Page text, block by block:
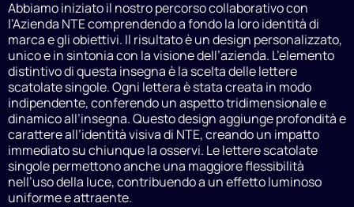
Abbiamo iniziato il nostro percorso collaborativo con
l’Azienda NTE comprendendo a fondo la loro identità di
marca e gli obiettivi. Il risultato è un design personalizzato,
unico e in sintonia con la visione dell’azienda. L’elemento
distintivo di questa insegna è la scelta delle lettere
scatolate singole. Ogni lettera è stata creata in modo
indipendente, conferendo un aspetto tridimensionale e
dinamico all’insegna. Questo design aggiunge profondità e
carattere all’identità visiva di NTE, creando un impatto
immediato su chiunque la osservi. Le lettere scatolate
singole permettono anche una maggiore flessibilità
nell’uso della luce, contribuendo a un effetto luminoso
uniforme e attraente.